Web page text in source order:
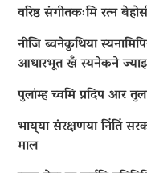
वरिष्ठ संगीतकःमि रत्न
नीजि ब्वनेकुथिया
आधारभूत खँ स्यनेकने
पुलांम्ह च्वमि प्रदिप आर
भाय्‌या संरक्षणया निंतिं
माल